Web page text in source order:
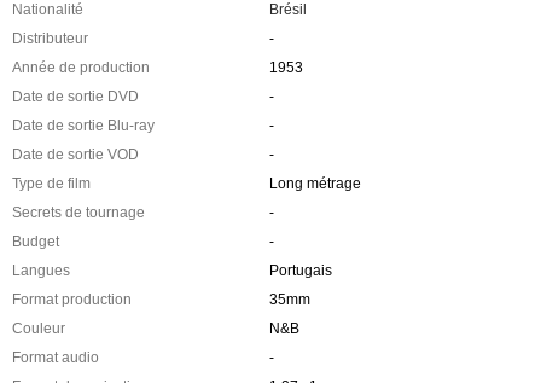
Nationalité
Brésil
Distributeur
-
Année de production
1953
Date de sortie DVD
-
Date de sortie Blu-ray
-
Date de sortie VOD
-
Type de film
Long métrage
Secrets de tournage
-
Budget
-
Langues
Portugais
Format production
35mm
Couleur
N&B
Format audio
-